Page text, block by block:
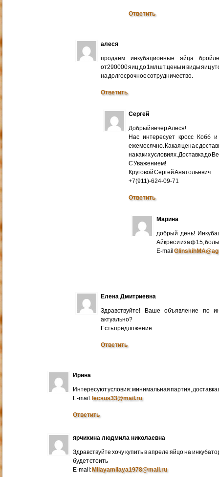
Ответить
алеся
продаём инкубационные яйца
от290000 яиц до 1мл шт.цены и виды яиц
на долгосрочное сотрудничество.
Ответить
Сергей
Добрый вечер Алеся!
Нас интересует кросс Кобб
ежемесячно. Какая цена с
на каких условиях. Доставка до
С Уважением!
Круговой Сергей Анатольевич
+7(911)-624-09-71
Ответить
Марина
добрый день!
Айкрес и иза ф 15,
E-mail
Елена Дмитриевна
Здравствуйте! Ваше объявление по
актуально?
Есть предложение.
Ответить
Ирина
Интересуют условия: минимальная партия, доставка
E-mail:lecsus33@mail.ru
Ответить
ярчихина людмила николаевна
Здравствуйте хочу купить в апреле яйцо на
будет стоить
E-mail:Milayamilaya1978@mail.ru